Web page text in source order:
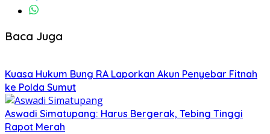
Baca Juga
Kuasa Hukum Bung RA Laporkan Akun Penyebar Fitnah
ke Polda Sumut
Aswadi Simatupang: Harus Bergerak, Tebing Tinggi
Rapot Merah